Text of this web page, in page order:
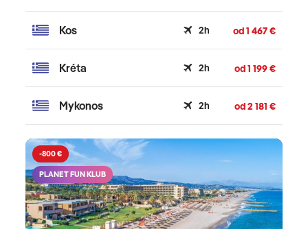
Kos 2h od 1 467 €
Kréta 2h od 1 199 €
Mykonos 2h od 2 181 €
-800 €
PLANET FUN KLUB